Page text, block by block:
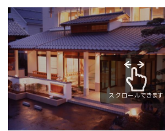
スクロールできます